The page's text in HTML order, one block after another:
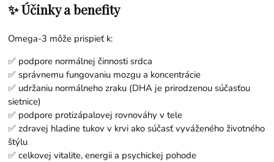
✨ Účinky a benefity
Omega-3 môže prispieť k:
✅ podpore normálnej činnosti srdca
✅ správnemu fungovaniu mozgu a koncentrácie
✅ udržaniu normálneho zraku (DHA je prirodzenou súčasťou
sietnice)
✅ podpore protizápalovej rovnováhy v tele
✅ zdravej hladine tukov v krvi ako súčasť vyváženého životného
štýlu
✅ celkovej vitalite, energii a psychickej pohode